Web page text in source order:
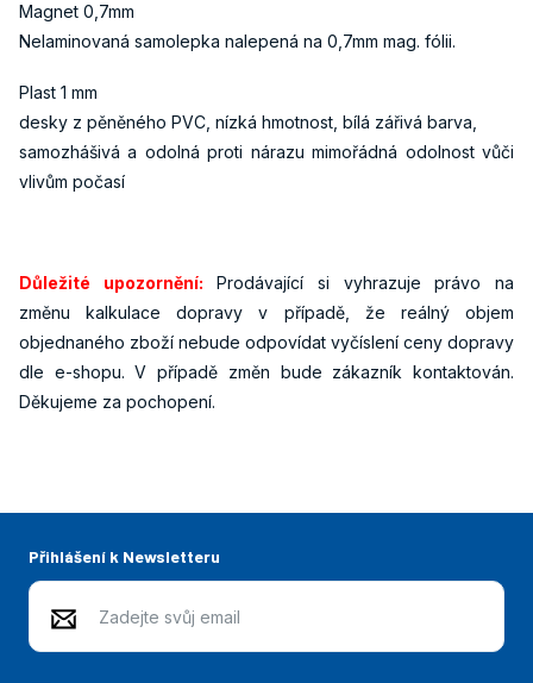
Magnet 0,7mm
Nelaminovaná samolepka nalepená na 0,7mm mag. fólii.
Plast 1 mm
desky z pěněného PVC, nízká hmotnost, bílá zářivá barva,
samozhášivá a odolná proti nárazu mimořádná odolnost vůči
vlivům počasí
Důležité upozornění: Prodávající si vyhrazuje právo na
změnu kalkulace dopravy v případě, že reálný objem
objednaného zboží nebude odpovídat vyčíslení ceny dopravy
dle e-shopu. V případě změn bude zákazník kontaktován.
Děkujeme za pochopení.
Přihlášení k Newsletteru